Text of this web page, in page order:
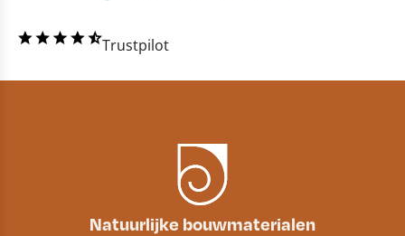
Trustpilot
Natuurlijke bouwmaterialen